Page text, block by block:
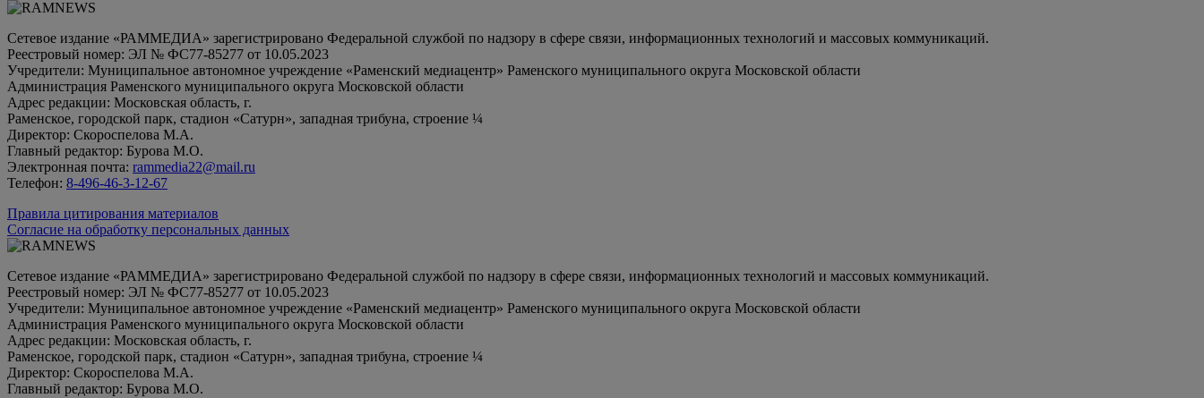
Сетевое издание «РАММЕДИА» зарегистрировано Федеральной службой по надзору в сфере связи, информационных технологий и массовых коммуникаций.
Реестровый номер: ЭЛ № ФС77-85277 от 10.05.2023
Учредители: Муниципальное автономное учреждение «Раменский медиацентр» Раменского муниципального округа Московской области
Администрация Раменского муниципального округа Московской области
Адрес редакции: Московская область, г.
Раменское, городской парк, стадион «Сатурн», западная трибуна, строение ¼
Директор: Скороспелова М.А.
Главный редактор: Бурова М.О.
Электронная почта: rammedia22@mail.ru
Телефон: 8-496-46-3-12-67
Правила цитирования материалов
Согласие на обработку персональных данных
Сетевое издание «РАММЕДИА» зарегистрировано Федеральной службой по надзору в сфере связи, информационных технологий и массовых коммуникаций.
Реестровый номер: ЭЛ № ФС77-85277 от 10.05.2023
Учредители: Муниципальное автономное учреждение «Раменский медиацентр» Раменского муниципального округа Московской области
Администрация Раменского муниципального округа Московской области
Адрес редакции: Московская область, г.
Раменское, городской парк, стадион «Сатурн», западная трибуна, строение ¼
Директор: Скороспелова М.А.
Главный редактор: Бурова М.О.